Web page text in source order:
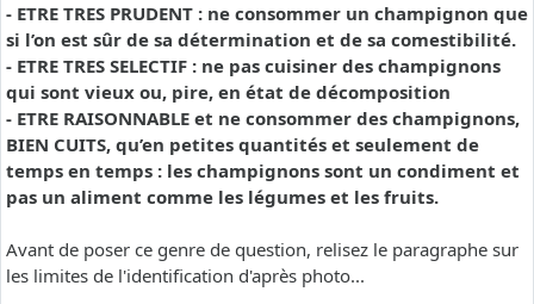
- ETRE TRES PRUDENT : ne consommer un champignon que
si l’on est sûr de sa détermination et de sa comestibilité.
- ETRE TRES SELECTIF : ne pas cuisiner des champignons
qui sont vieux ou, pire, en état de décomposition
- ETRE RAISONNABLE et ne consommer des champignons,
BIEN CUITS, qu’en petites quantités et seulement de
temps en temps : les champignons sont un condiment et
pas un aliment comme les légumes et les fruits.
Avant de poser ce genre de question, relisez le paragraphe sur
les limites de l'identification d'après photo...